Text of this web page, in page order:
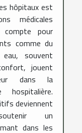
hôpitaux est
médicales
compte pour
comme du
souvent
jouent
dans la
hospitalière.
deviennent
un
dans les